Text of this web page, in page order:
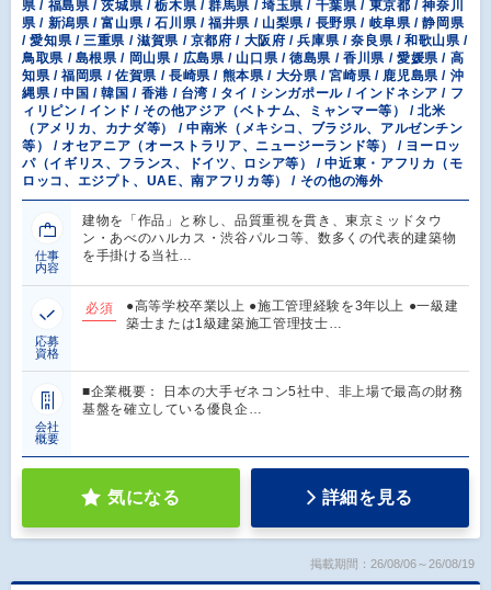
県 / 福島県 / 茨城県 / 栃木県 / 群馬県 / 埼玉県 / 千葉県 / 東京都 / 神奈川
県 / 新潟県 / 富山県 / 石川県 / 福井県 / 山梨県 / 長野県 / 岐阜県 / 静岡県
/ 愛知県 / 三重県 / 滋賀県 / 京都府 / 大阪府 / 兵庫県 / 奈良県 / 和歌山県 /
鳥取県 / 島根県 / 岡山県 / 広島県 / 山口県 / 徳島県 / 香川県 / 愛媛県 / 高
知県 / 福岡県 / 佐賀県 / 長崎県 / 熊本県 / 大分県 / 宮崎県 / 鹿児島県 / 沖
縄県 / 中国 / 韓国 / 香港 / 台湾 / タイ / シンガポール / インドネシア / フ
ィリピン / インド / その他アジア（ベトナム、ミャンマー等） / 北米
（アメリカ、カナダ等） / 中南米（メキシコ、ブラジル、アルゼンチン
等） / オセアニア（オーストラリア、ニュージーランド等） / ヨーロッ
パ（イギリス、フランス、ドイツ、ロシア等） / 中近東・アフリカ（モ
ロッコ、エジプト、UAE、南アフリカ等） / その他の海外
仕事
内容
建物を「作品」と称し、品質重視を貫き、東京ミッドタウ
ン・あべのハルカス・渋谷パルコ等、数多くの代表的建築物
を手掛ける当社…
応募
資格
必須
●高等学校卒業以上 ●施工管理経験を3年以上 ●一級建
築士または1級建築施工管理技士…
会社
概要
■企業概要： 日本の大手ゼネコン5社中、非上場で最高の財務
基盤を確立している優良企…
気になる 詳細を見る
掲載期間：26/08/06～26/08/19